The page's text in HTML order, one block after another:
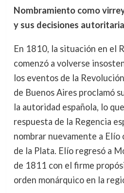
Nombramiento como
y sus decisiones
En 1810, la situación en el
comenzó a volverse
los eventos de la
de Buenos Aires proclamó
la autoridad española, lo
respuesta de la Regencia
nombrar nuevamente a Elío
de la Plata. Elío regresó a
de 1811 con el firme
orden monárquico en la